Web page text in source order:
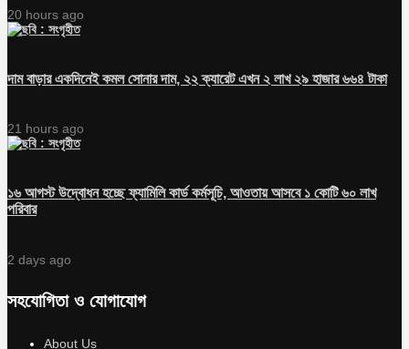
20 hours ago
দাম বাড়ার একদিনেই কমল সোনার দাম, ২২ ক্যারেট এখন ২ লাখ ২৯ হাজার ৬৬৪ টাকা
21 hours ago
১৬ আগস্ট উদ্বোধন হচ্ছে ফ্যামিলি কার্ড কর্মসূচি, আওতায় আসবে ১ কোটি ৬০ লাখ
পরিবার
2 days ago
সহযোগিতা ও যোগাযোগ
About Us